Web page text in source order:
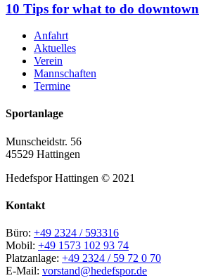
10 Tips for what to do downtown
Anfahrt
Aktuelles
Verein
Mannschaften
Termine
Sportanlage
Munscheidstr. 56
45529 Hattingen
Hedefspor Hattingen © 2021
Kontakt
Büro: +49 2324 / 593316
Mobil: +49 1573 102 93 74
Platzanlage: +49 2324 / 59 72 0 70
E-Mail: vorstand@hedefspor.de